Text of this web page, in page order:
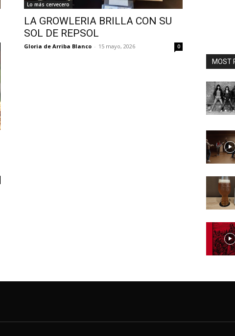
Lo más cervecero
LA GROWLERIA BRILLA CON SU
SOL DE REPSOL
Gloria de Arriba Blanco - 15 mayo, 2026 0
MOST